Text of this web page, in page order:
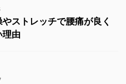
ストレッチで腰痛が良く
理由